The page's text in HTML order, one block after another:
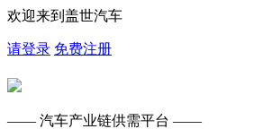
欢迎来到盖世汽车
请登录 免费注册
—— 汽车产业链供需平台 ——